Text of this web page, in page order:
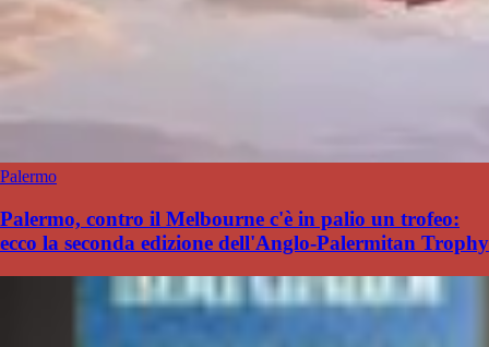
Palermo
Palermo, contro il Melbourne c'è in palio un trofeo:
ecco la seconda edizione dell'Anglo-Palermitan Trophy